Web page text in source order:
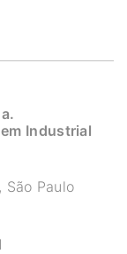
Industrial
São Paulo